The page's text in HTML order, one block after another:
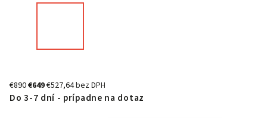
€890€649€527,64 bez DPH
Do 3-7 dní - prípadne na dotaz